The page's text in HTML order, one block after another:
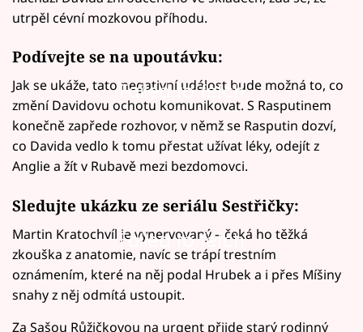
utrpěl cévní mozkovou příhodu.
Podívejte se na upoutávku:
Failed to fetch
Jak se ukáže, tato negativní událost bude možná to, co
změní Davidovu ochotu komunikovat. S Rasputinem
konečně zapřede rozhovor, v němž se Rasputin dozví,
co Davida vedlo k tomu přestat užívat léky, odejít z
Anglie a žít v Rubavě mezi bezdomovci.
Sledujte ukázku ze seriálu Sestřičky:
Failed to fetch
Martin Kratochvíl je vynervovaný – čeká ho těžká
zkouška z anatomie, navíc se trápí trestním
oznámením, které na něj podal Hrubek a i přes Míšiny
snahy z něj odmítá ustoupit.
Za Sašou Růžičkovou na urgent přijde starý rodinný